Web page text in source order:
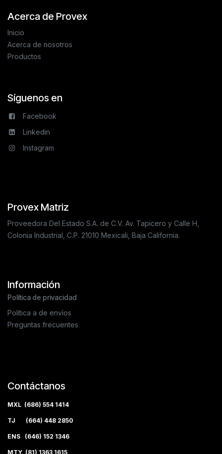
Acerca de Provex
Inicio
Acerca de nosotros
Productos
Síguenos en
Facebook
Linkedin
Instagram
Provex Matriz
Proveedora Del Estado S.A. de C.V. Av. Tapicero y Calle H,
Colonia Industrial, C.P. 21010 Mexicali, Baja California.
Información
Política de privacidad
Política a de envíos
Preguntas frecuentes
Contáctanos
MXL (686) 554 1414
TJ (664) 448 2850
ENS (646) 152 1346
MTY (81) 1363 1615